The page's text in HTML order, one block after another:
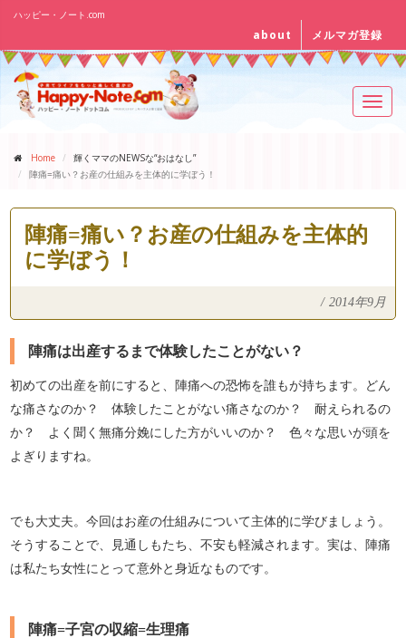
ハッピー・ノート.com
about メルマガ登録
Home
輝くママのNEWSな“おはなし”
陣痛=痛い？お産の仕組みを主体的に学ぼう！
陣痛=痛い？お産の仕組みを主体的
に学ぼう！
/ 2014年9月
陣痛は出産するまで体験したことがない？
初めての出産を前にすると、陣痛への恐怖を誰もが持ちます。どん
な痛さなのか？ 体験したことがない痛さなのか？ 耐えられるの
か？ よく聞く無痛分娩にした方がいいのか？ 色々な思いが頭を
よぎりますね。
でも大丈夫。今回はお産の仕組みについて主体的に学びましょう。
そうすることで、見通しもたち、不安も軽減されます。実は、陣痛
は私たち女性にとって意外と身近なものです。
陣痛=子宮の収縮=生理痛